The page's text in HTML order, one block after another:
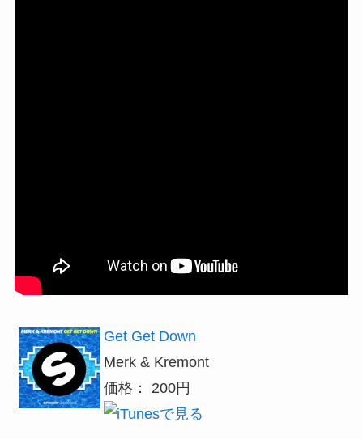
Get Get Down
Merk & Kremont
価格： 200円